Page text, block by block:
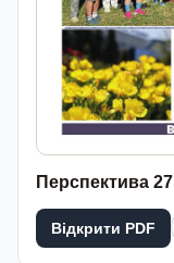
Перспектива 27
Відкрити PDF